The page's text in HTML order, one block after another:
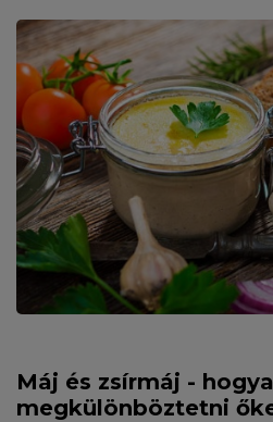
Máj és zsírmáj -
megkülönböztetni